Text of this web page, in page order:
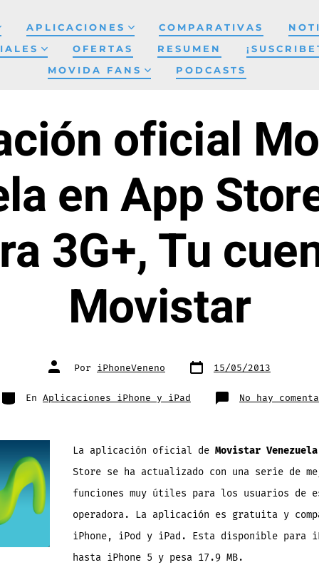
APLICACIONES COMPARATIVAS
OFERTAS RESUMEN
MOVIDA FANS
PODCASTS
oficial
en App
3G+, Tu
Movistar
Autor
de Por iPhoneVeneno Fecha
de 15/05/2013
Categorías
En Aplicaciones iPhone y iPad No hay
La aplicación oficial de Movistar Venezuela
Store se ha actualizado con una serie de
funciones muy útiles para los usuarios de
operadora. La aplicación es gratuita y
iPhone, iPod y iPad. Esta disponible para
hasta iPhone 5 y pesa 17.9 MB.